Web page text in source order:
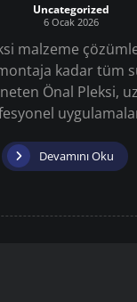
Uncategorized
6 Ocak 2026
malzeme
kadar tüm
Önal Pleksi,
Devamını Oku